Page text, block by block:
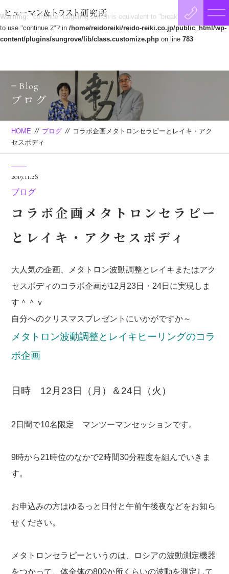
Warning: "continue" targeting switch is equivalent to "break". Did you mean
to use "continue 2"? in /home/reidoreiki/reido-reiki.co.jp/public_html/wp-
content/plugins/sungrove/lib/class.customize.php on line 783
Blog
ブログ
HOME // ブログ // コラボ企画メタトロンセラピーとレイキ・アク
セスボディ
2019.11.28
ブログ
コラボ企画メタトロンセラピー
とレイキ・アクセスボディ
大人気の企画、メタトロン波動調整とレイキまたはアク
セスボディのコラボ企画が12月23日・24日に実現しま
す＾＾ｖ
自分へのクリスマスプレゼントにいかがですか～
メタトロン波動調整とレイキヒーリングのコラ
ボ企画
日時 12月23日（月）＆24日（火）
2日間で10名限定 マンツーマンセッションです。
9時から21時位のなかで2時間30分程度を組んでいきま
す。
お申込みの方はゆるっと日付と午前午後夜などをお知ら
せください。
メタトロンセラピーというのは、ロシアの波動測定機器
をつかって、体全体の800か所くらいの波動を測定して